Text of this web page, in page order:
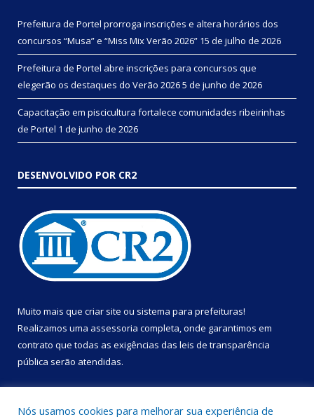
Prefeitura de Portel prorroga inscrições e altera horários dos
concursos “Musa” e “Miss Mix Verão 2026” 15 de julho de 2026
Prefeitura de Portel abre inscrições para concursos que
elegerão os destaques do Verão 20265 de junho de 2026
Capacitação em piscicultura fortalece comunidades ribeirinhas
de Portel 1 de junho de 2026
DESENVOLVIDO POR CR2
Muito mais que criar site ou sistema para prefeituras!
Realizamos uma assessoria completa, onde garantimos em
contrato que todas as exigências das leis de transparência
pública serão atendidas.
Nós usamos cookies para melhorar sua experiência de